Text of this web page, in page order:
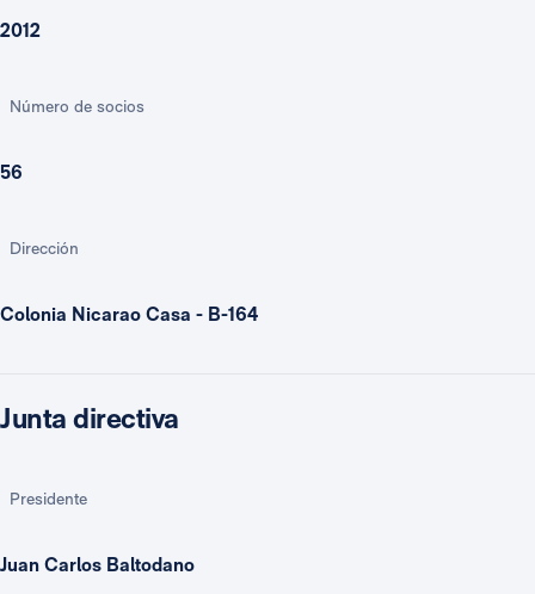
2012
Número de socios
56
Dirección
Colonia Nicarao Casa - B-164
Junta directiva
Presidente
Juan Carlos Baltodano